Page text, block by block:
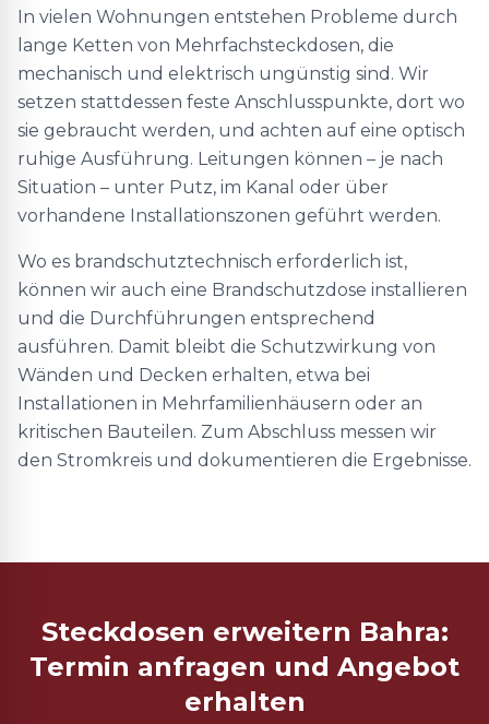
In vielen Wohnungen entstehen Probleme durch
lange Ketten von Mehrfachsteckdosen, die
mechanisch und elektrisch ungünstig sind. Wir
setzen stattdessen feste Anschlusspunkte, dort wo
sie gebraucht werden, und achten auf eine optisch
ruhige Ausführung. Leitungen können – je nach
Situation – unter Putz, im Kanal oder über
vorhandene Installationszonen geführt werden.
Wo es brandschutztechnisch erforderlich ist,
können wir auch eine Brandschutzdose installieren
und die Durchführungen entsprechend
ausführen. Damit bleibt die Schutzwirkung von
Wänden und Decken erhalten, etwa bei
Installationen in Mehrfamilienhäusern oder an
kritischen Bauteilen. Zum Abschluss messen wir
den Stromkreis und dokumentieren die Ergebnisse.
Steckdosen erweitern Bahra:
Termin anfragen und Angebot
erhalten